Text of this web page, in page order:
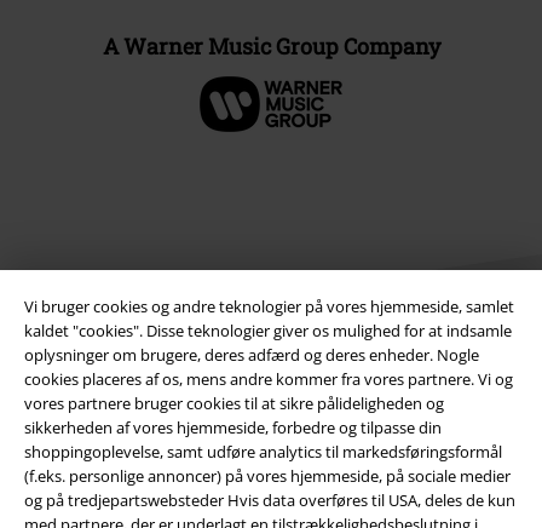
Vi bruger cookies og andre teknologier på vores hjemmeside, samlet
kaldet "cookies". Disse teknologier giver os mulighed for at indsamle
oplysninger om brugere, deres adfærd og deres enheder. Nogle
cookies placeres af os, mens andre kommer fra vores partnere. Vi og
vores partnere bruger cookies til at sikre pålideligheden og
sikkerheden af ​​vores hjemmeside, forbedre og tilpasse din
shoppingoplevelse, samt udføre analytics til markedsføringsformål
(f.eks. personlige annoncer) på vores hjemmeside, på sociale medier
og på tredjepartswebsteder Hvis data overføres til USA, deles de kun
A Warner Music Group Company
Juridisk
Salgs-, medlems- & leveringsbetingelser
Om EMP Danmark